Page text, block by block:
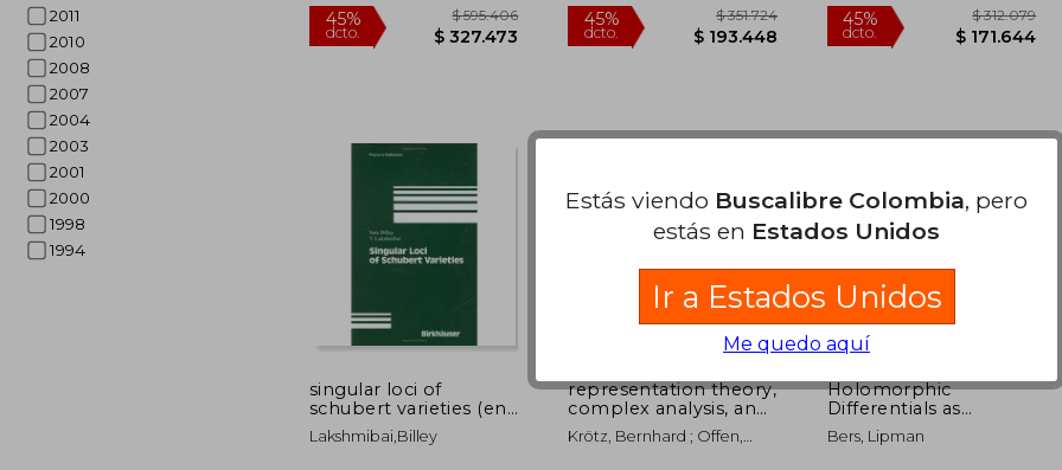
2011
2010
2008
2007
2004
2003
2001
2000
1998
1994
45%
dcto.
$ 351.724
$ 193.448
45%
dcto.
singular loci of
schubert varieties (en
Inglés)
Lakshmibai,billey
representation theory,
complex analysis, and
integral geometry (en
Inglés)
Krötz, Bernhard ; Offen,
Holomorphic
Differentials as
Functions of Moduli
(en Inglés)
Bers, Lipman
Estás viendo Buscalibre Colombia, pero
estás en Estados Unidos
Ir a Estados Unidos
Me quedo aquí